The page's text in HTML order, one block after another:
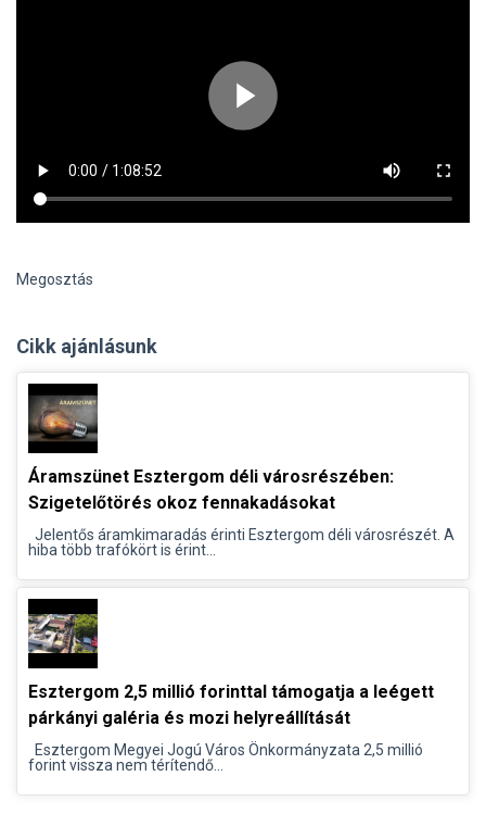
Megosztás
Cikk ajánlásunk
Áramszünet Esztergom déli városrészében:
Szigetelőtörés okoz fennakadásokat
Jelentős áramkimaradás érinti Esztergom déli városrészét. A
hiba több trafókört is érint...
Esztergom 2,5 millió forinttal támogatja a leégett
párkányi galéria és mozi helyreállítását
Esztergom Megyei Jogú Város Önkormányzata 2,5 millió
forint vissza nem térítendő...